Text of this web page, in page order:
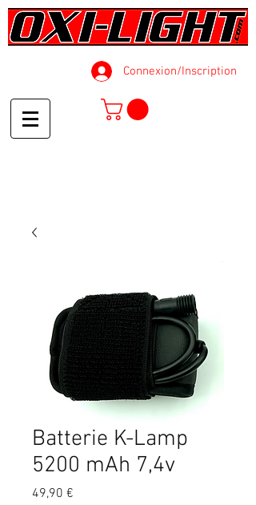
Connexion/Inscription
Batterie K-Lamp
5200 mAh 7,4v
49,90 €